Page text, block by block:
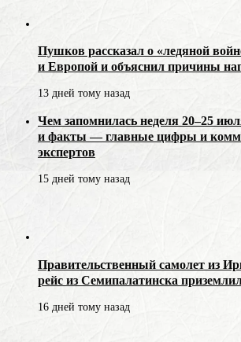
Пушков рассказал о «ледяной
и Европой и объяснил причины
13 дней тому назад
Чем запомнилась неделя 20–25
и факты — главные цифры и
экспертов
15 дней тому назад
Правительственный самолет из
рейс из Семипалатинска
16 дней тому назад